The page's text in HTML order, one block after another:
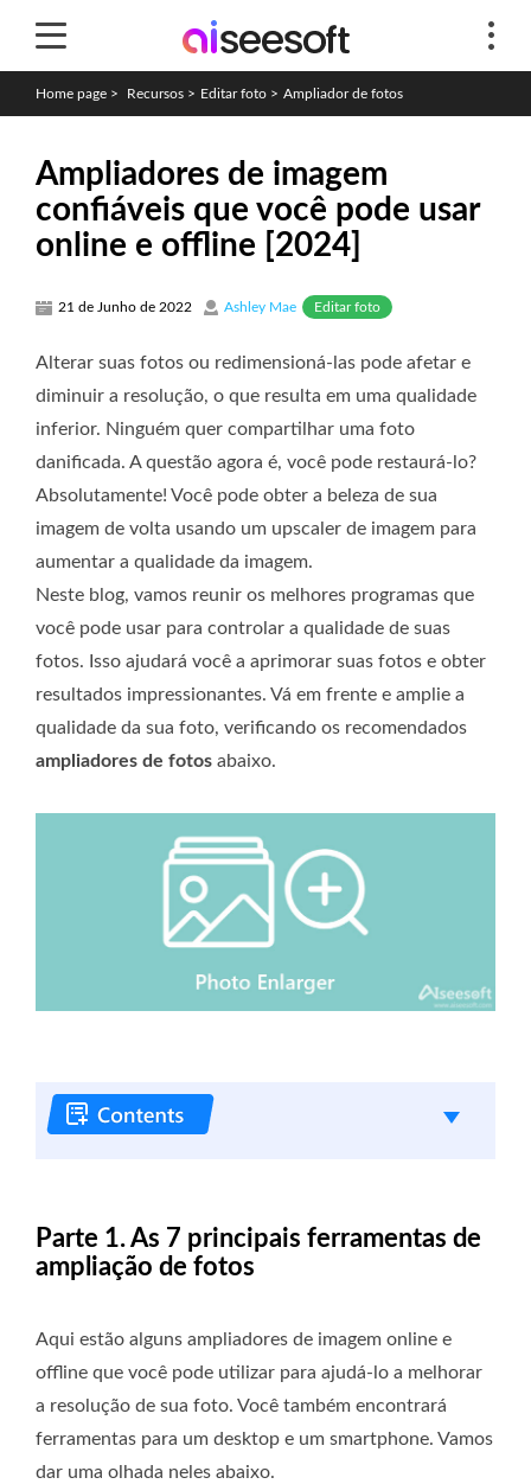
Home page > Recursos > Editar foto > Ampliador de fotos
Ampliadores de imagem
confiáveis ​​que você pode usar
online e offline [2024]
21 de Junho de 2022 Ashley Mae Editar foto
Alterar suas fotos ou redimensioná-las pode afetar e
diminuir a resolução, o que resulta em uma qualidade
inferior. Ninguém quer compartilhar uma foto
danificada. A questão agora é, você pode restaurá-lo?
Absolutamente! Você pode obter a beleza de sua
imagem de volta usando um upscaler de imagem para
aumentar a qualidade da imagem.
Neste blog, vamos reunir os melhores programas que
você pode usar para controlar a qualidade de suas
fotos. Isso ajudará você a aprimorar suas fotos e obter
resultados impressionantes. Vá em frente e amplie a
qualidade da sua foto, verificando os recomendados
ampliadores de fotos abaixo.
Parte 1. As 7 principais ferramentas de
ampliação de fotos
Aqui estão alguns ampliadores de imagem online e
offline que você pode utilizar para ajudá-lo a melhorar
a resolução de sua foto. Você também encontrará
ferramentas para um desktop e um smartphone. Vamos
dar uma olhada neles abaixo.